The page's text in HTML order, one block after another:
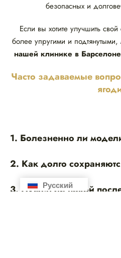
безопасных и
Если вы хотите улучшить
более упругими и подтянутыми,
нашей клинике в Барселоне
Часто задаваемые
1. Болезненно ли
2. Как долго
3. Нужен ли покой
Русский
Español